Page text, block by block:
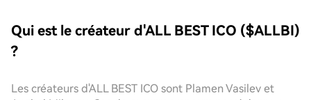
Qui est le créateur d'ALL BEST ICO ($ALLBI)
?
Les créateurs d'ALL BEST ICO sont Plamen Vasilev et